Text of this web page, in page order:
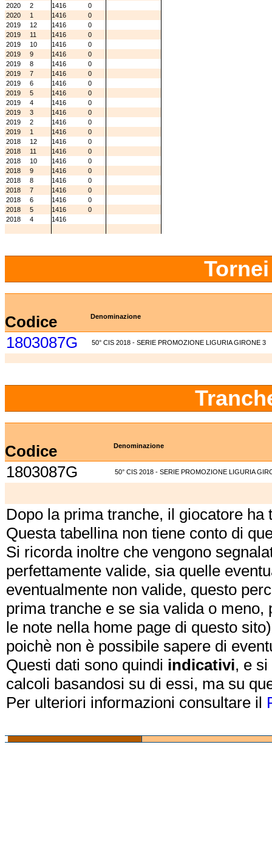
2020
2 1416
0
2020
1 1416
0
2019
12 1416
0
2019
11 1416
0
2019
10 1416
0
2019
9 1416
0
2019
8 1416
0
2019
7 1416
0
2019
6 1416
0
2019
5 1416
0
2019
4 1416
0
2019
3 1416
0
2019
2 1416
0
2019
1 1416
0
2018
12 1416
0
2018
11 1416
0
2018
10 1416
0
2018
9 1416
0
2018
8 1416
0
2018
7 1416
0
2018
6 1416
0
2018
5 1416
0
2018
4 1416
Codice Denominazione
1803087G 50° CIS 2018 - SERIE PROMOZIONE LIGURIA GIRONE 3
Codice Denominazione
1803087G 50° CIS 2018 - SERIE PROMOZIONE LIGURIA
Dopo la prima tranche, il giocatore
Questa tabellina non tiene conto di
Si ricorda inoltre che vengono
perfettamente valide, sia quelle
eventualmente non valide, questo
prima tranche e se sia valida o
le note nella home page di questo
poichè non è possibile sapere di
Questi dati sono quindi indicativi, e
calcoli basandosi su di essi, ma su
Per ulteriori informazioni consultare il